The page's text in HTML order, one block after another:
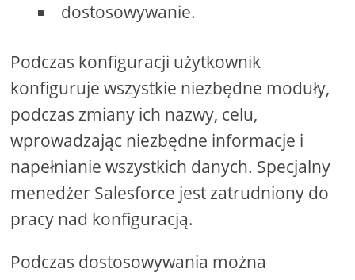
dostosowywanie.
Podczas konfiguracji użytkownik
konfiguruje wszystkie niezbędne moduły,
podczas zmiany ich nazwy, celu,
wprowadzając niezbędne informacje i
napełnianie wszystkich danych. Specjalny
menedżer Salesforce jest zatrudniony do
pracy nad konfiguracją.
Podczas dostosowywania można